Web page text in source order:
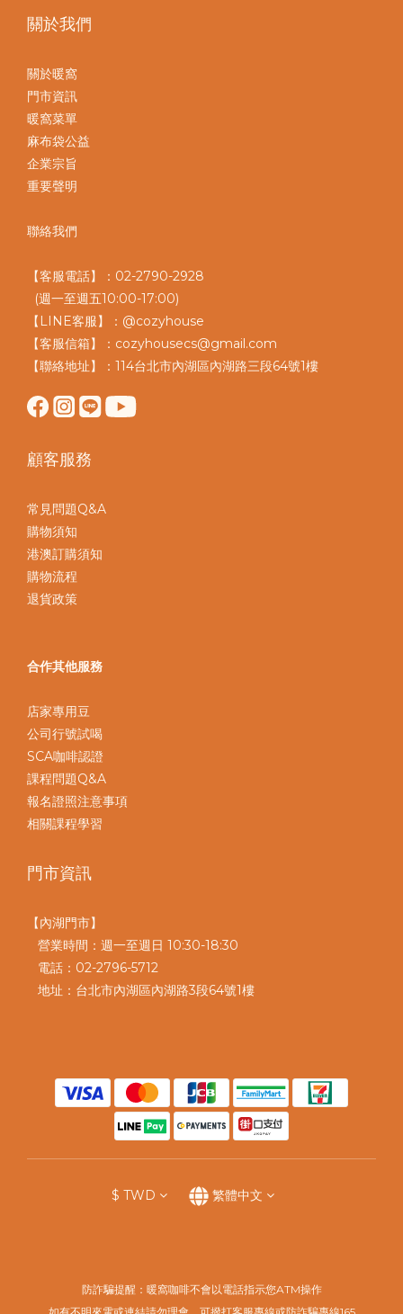
關於我們
關於暖窩
門市資訊
暖窩菜單
麻布袋公益
企業宗旨
重要聲明
聯絡我們
【客服電話】：02-2790-2928
(週一至週五10:00-17:00)
【LINE客服】：@cozyhouse
【客服信箱】：cozyhousecs@gmail.com
【聯絡地址】：114台北市內湖區內湖路三段64號1樓
顧客服務
常見問題Q&A
購物須知
港澳訂購須知
購物流程
退貨政策
合作其他服務
店家專用豆
公司行號試喝
SCA咖啡認證
課程問題Q&A
報名證照注意事項
相關課程學習
門市資訊
【內湖門市】
營業時間：週一至週日 10:30-18:30
電話：02-2796-5712
地址：台北市內湖區內湖路3段64號1樓
$ TWD 繁體中文
防詐騙提醒：暖窩咖啡不會以電話指示您ATM操作